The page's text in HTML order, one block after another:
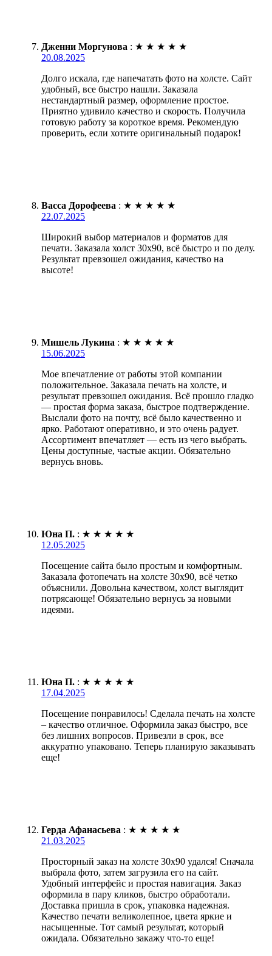
Дженни Моргунова : ★ ★ ★ ★ ★
20.08.2025
Долго искала, где напечатать фото на холсте. Сайт
удобный, все быстро нашли. Заказала
нестандартный размер, оформление простое.
Приятно удивило качество и скорость. Получила
готовую работу за короткое время. Рекомендую
проверить, если хотите оригинальный подарок!
Васса Дорофеева : ★ ★ ★ ★ ★
22.07.2025
Широкий выбор материалов и форматов для
печати. Заказала холст 30х90, всё быстро и по делу.
Результат превзошел ожидания, качество на
высоте!
Мишель Лукина : ★ ★ ★ ★ ★
15.06.2025
Мое впечатление от работы этой компании
положительное. Заказала печать на холсте, и
результат превзошел ожидания. Всё прошло гладко
— простая форма заказа, быстрое подтверждение.
Выслали фото на почту, всё было качественно и
ярко. Работают оперативно, и это очень радует.
Ассортимент впечатляет — есть из чего выбрать.
Цены доступные, частые акции. Обязательно
вернусь вновь.
Юна П. : ★ ★ ★ ★ ★
12.05.2025
Посещение сайта было простым и комфортным.
Заказала фотопечать на холсте 30х90, всё четко
объяснили. Довольна качеством, холст выглядит
потрясающе! Обязательно вернусь за новыми
идеями.
Юна П. : ★ ★ ★ ★ ★
17.04.2025
Посещение понравилось! Сделала печать на холсте
– качество отличное. Оформила заказ быстро, все
без лишних вопросов. Привезли в срок, все
аккуратно упаковано. Теперь планирую заказывать
еще!
Герда Афанасьева : ★ ★ ★ ★ ★
21.03.2025
Просторный заказ на холсте 30х90 удался! Сначала
выбрала фото, затем загрузила его на сайт.
Удобный интерфейс и простая навигация. Заказ
оформила в пару кликов, быстро обработали.
Доставка пришла в срок, упаковка надежная.
Качество печати великолепное, цвета яркие и
насыщенные. Тот самый результат, который
ожидала. Обязательно закажу что-то еще!